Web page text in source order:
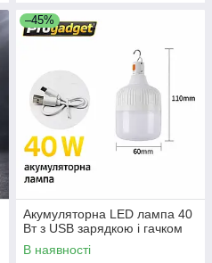
–45%
Акумуляторна LED лампа 40
Вт з USB зарядкою і гачком
В наявності